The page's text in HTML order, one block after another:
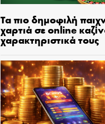
Τα πιο δημοφιλή
χαρτιά σε online
χαρακτηριστικά τους